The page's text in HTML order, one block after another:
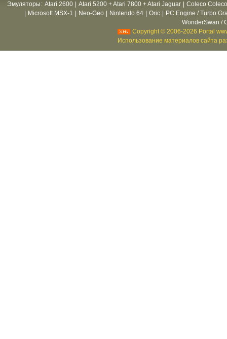
Эмуляторы : Atari 2600 Atari 5200 + Atari 7800 + Atari Jaguar
Coleco
Microsoft MSX-1 Neo-Geo Nintendo 64 Oric
PC Engine / Turbo
WonderSwan /
Copyright © 2006-2026 Portal
Использование материалов сайта